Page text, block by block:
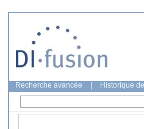
Recherche avancée Historique